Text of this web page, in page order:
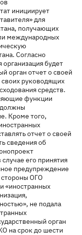
инициирует
для
получающих
международных
Согласно
будет
орган отчет о своей
своих руководящих
средств.
функции
должны
Кроме того,
отчет о своей
сведения об
его принятия
предупреждение
ОГО
«иностранных
не подала
орган
на срок до шести